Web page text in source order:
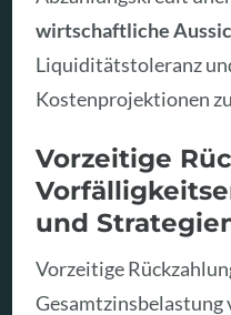
wirtschaftliche
Liquiditätstoleranz
Kostenprojektionen
Vorzeitige
und
Vorzeitige
Gesamtzinsbelastung